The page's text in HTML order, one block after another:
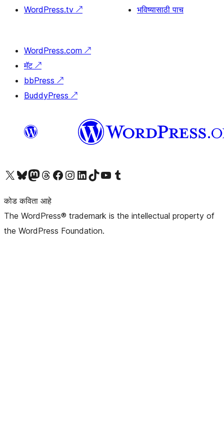
WordPress.tv ↗
भविष्यासाठी पाच
WordPress.com ↗
मॅट ↗
bbPress ↗
BuddyPress ↗
आमच्या X (एक्स) (पूर्वीचे ट्विटर) खात्याला भेट द्या आमच्या ब्लूस्की खात्याला भेट द्या.आमच्या Mastodon खात्याला भेट द्या.आमच्या थ्रेड्स खात्याला भेट द्या. आमच्या फेसबुक पेजला भेट द्या आमच्या इंस्टाग्राम खात्याला भेट द्या आमच्या लिंक्डइन खात्याला भेट द्या आमच्या टिकटॉक अकाउंटला भेट द्या.आमच्या यूट्यूब चॅनेलला भेट द्या आमच्या टंबलर खात्याला भेट द्या.
कोड कविता आहे
The WordPress® trademark is the intellectual property of
the WordPress Foundation.